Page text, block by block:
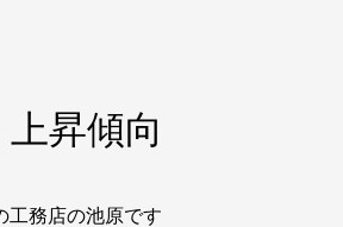
昇傾向
工務店の池原です